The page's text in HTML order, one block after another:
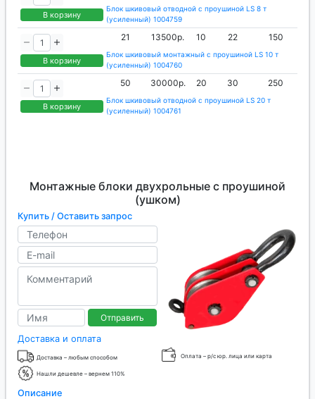
В корзину
Блок шкивовый отводной с проушиной LS 8 т
(усиленный) 1004759
В корзину
21 13500р. 10 22 150
Блок шкивовый монтажный с проушиной LS 10 т
(усиленный) 1004760
В корзину
50 30000р. 20 30 250
Блок шкивовый отводной с проушиной LS 20 т
(усиленный) 1004761
Монтажные блоки двухрольные с проушиной
(ушком)
Купить / Оставить запрос
Отправить
Доставка и оплата
Доставка – любым способом Оплата – р/с юр. лица или карта
Нашли дешевле – вернем 110%
Описание